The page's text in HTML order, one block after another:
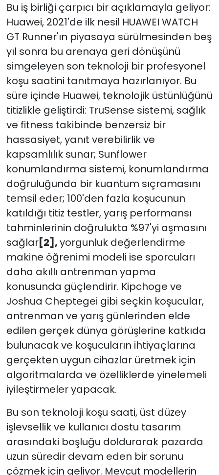
Bu iş birliği çarpıcı bir açıklamayla geliyor:
Huawei, 2021'de ilk nesil HUAWEI WATCH
GT Runner'ın piyasaya sürülmesinden beş
yıl sonra bu arenaya geri dönüşünü
simgeleyen son teknoloji bir profesyonel
koşu saatini tanıtmaya hazırlanıyor. Bu
süre içinde Huawei, teknolojik üstünlüğünü
titizlikle geliştirdi: TruSense sistemi, sağlık
ve fitness takibinde benzersiz bir
hassasiyet, yanıt verebilirlik ve
kapsamlılık sunar; Sunflower
konumlandırma sistemi, konumlandırma
doğruluğunda bir kuantum sıçramasını
temsil eder; 100'den fazla koşucunun
katıldığı titiz testler, yarış performansı
tahminlerinin doğrulukta %97'yi aşmasını
sağlar[2],yorgunluk değerlendirme
makine öğrenimi modeli ise sporcuları
daha akıllı antrenman yapma
konusunda güçlendirir. Kipchoge ve
Joshua Cheptegei gibi seçkin koşucular,
antrenman ve yarış günlerinden elde
edilen gerçek dünya görüşlerine katkıda
bulunacak ve koşucuların ihtiyaçlarına
gerçekten uygun cihazlar üretmek için
algoritmalarda ve özelliklerde yinelemeli
iyileştirmeler yapacak.
Bu son teknoloji koşu saati, üst düzey
işlevsellik ve kullanıcı dostu tasarım
arasındaki boşluğu doldurarak pazarda
uzun süredir devam eden bir sorunu
çözmek için geliyor. Mevcut modellerin